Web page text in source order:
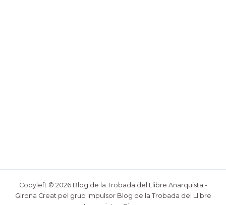
Copyleft © 2026 Blog de la Trobada del Llibre Anarquista -
Girona Creat pel grup impulsor Blog de la Trobada del Llibre